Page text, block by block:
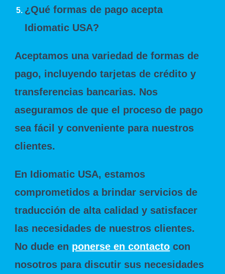
¿Qué formas de pago acepta
Idiomatic USA?
Aceptamos una variedad de formas de
pago, incluyendo tarjetas de crédito y
transferencias bancarias. Nos
aseguramos de que el proceso de pago
sea fácil y conveniente para nuestros
clientes.
En Idiomatic USA, estamos
comprometidos a brindar servicios de
traducción de alta calidad y satisfacer
las necesidades de nuestros clientes.
No dude en ponerse en contacto con
nosotros para discutir sus necesidades